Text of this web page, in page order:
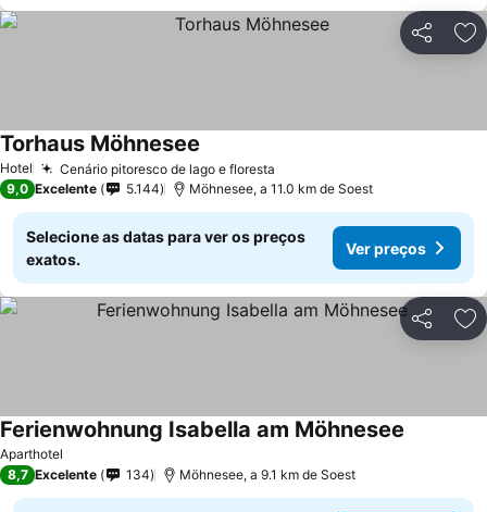
Partilhar
Hotel Cenário pitoresco de lago e floresta
Torhaus Möhnesee
9,0 Excelente 5.144 Möhnesee, a 11.0 km de Soest
Selecione as datas para ver os preços
exatos.
Ver preços
Partilhar
Aparthotel
Ferienwohnung Isabella am Möhnesee
8,7 Excelente 134 Möhnesee, a 9.1 km de Soest